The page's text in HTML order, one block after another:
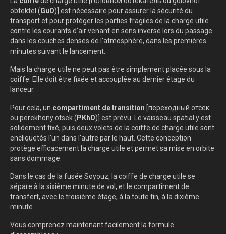
obtektel (GuО)] est nécessaire pour assurer la sécurité du
transport et pour protéger les parties fragiles de la charge utile
contre les courants d'air venant en sens inverse lors du passage
dans les couches denses de l'atmosphère, dans les premières
minutes suivant le lancement.
Mais la charge utile ne peut pas être simplement placée sous la
coiffe. Elle doit être fixée et accouplée au dernier étage du
lanceur.
Pour cela, un compartiment de transition [переходный отсек
ou perekhony otsek ( PKhO)] est prévu. Le vaisseau spatial y est
solidement fixé, puis deux volets de la coiffe de charge utile sont
encliquetés l'un dans l'autre par le haut. Cette conception
protège efficacement la charge utile et permet sa mise en orbite
sans dommage.
Dans le cas de la fusée Soyouz, la coiffe de charge utile se
sépare à la sixième minute de vol, et le compartiment de
transfert, avec le troisième étage, à la toute fin, à la dixième
minute.
Vous comprenez maintenant facilement la formule